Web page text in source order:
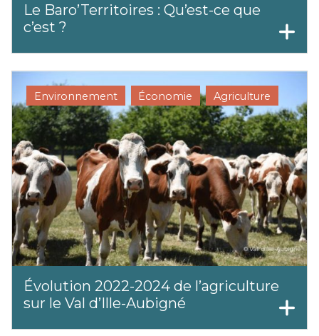
Le Baro’Territoires : Qu’est-ce que
c’est ?
Environnement Économie Agriculture
⁠Évolution 2022-2024 de l’agriculture
sur le Val d’Ille-Aubigné